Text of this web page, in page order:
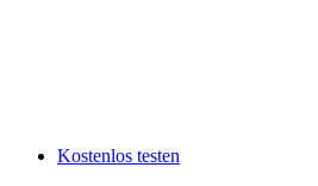
Kostenlos testen